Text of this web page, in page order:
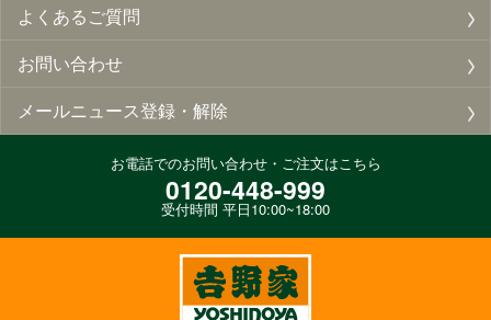
よくあるご質問
お問い合わせ
メールニュース登録・解除
お電話でのお問い合わせ・ご注文はこちら
0120-448-999
受付時間 平日10:00~18:00